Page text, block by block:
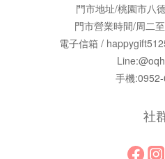
門市地址/桃園市八
門市營業時間/周二
電子信箱 /
手機
社